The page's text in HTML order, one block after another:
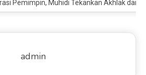
Pemimpin, Muhidi Tekankan Akhlak dan
admin